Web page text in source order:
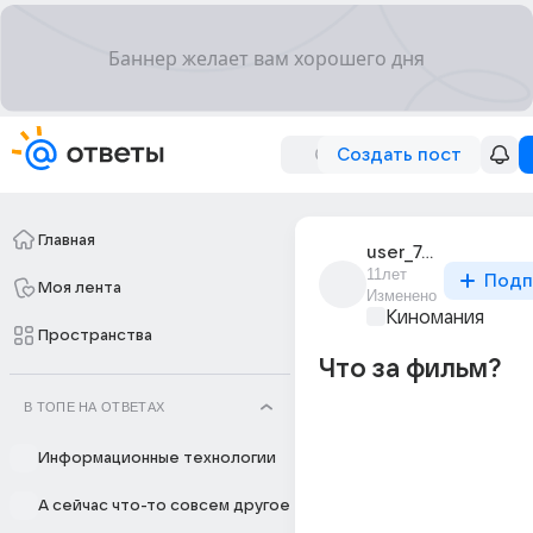
Создать пост
Главная
Моя лента
Пространства
В ТОПЕ НА ОТВЕТАХ
Информационные технологии
А сейчас что-то совсем другое
user_75565318
11лет
Изменено
Киномания
Что за фильм?